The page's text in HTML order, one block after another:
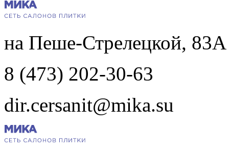
на Пеше-Стрелецкой, 83А
8 (473) 202-30-63
dir.cersanit@mika.su